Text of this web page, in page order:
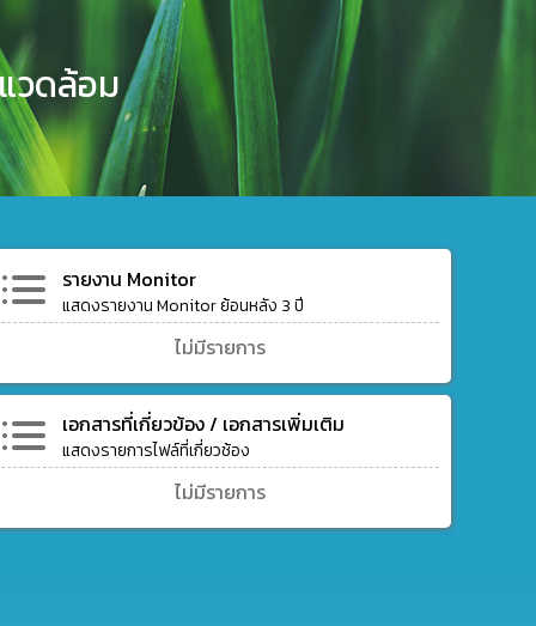
วดล้อม
รายงาน Monitor
แสดงรายงาน Monitor ย้อนหลัง 3 ปี
ไม่มีรายการ
เอกสารที่เกี่ยวข้อง / เอกสารเพิ่มเติม
แสดงรายการไฟล์ที่เกี่ยวช้อง
ไม่มีรายการ